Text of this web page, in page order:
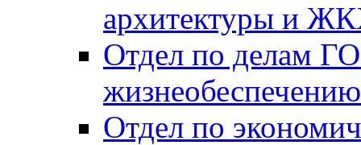
архитектуры и
Отдел по делам
Отдел по